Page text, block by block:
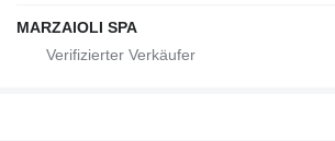
MARZAIOLI SPA